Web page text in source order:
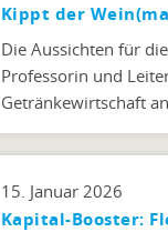
Kippt der
Die Aussichten für
Professorin und
Getränkewirtschaft
15. Januar 2026
Kapital-Booster: